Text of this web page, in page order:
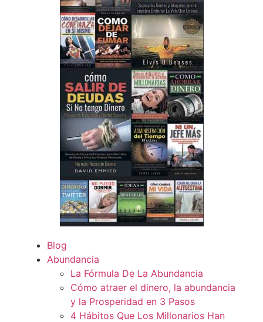
Blog
Abundancia
La Fórmula De La Abundancia
Cómo atraer el dinero, la abundancia
y la Prosperidad en 3 Pasos
4 Hábitos Que Los Millonarios Han